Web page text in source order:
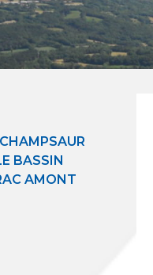
BASSIN
AMONT